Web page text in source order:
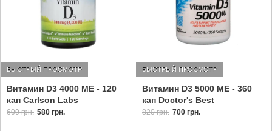
Витамин D3 4000 МЕ - 120
кап Carlson Labs
БЫСТРЫЙ ПРОСМОТР
600 грн. 580 грн.
Витамин D3 5000 МЕ - 360
кап Doctor's Best
БЫСТРЫЙ ПРОСМОТР
820 грн. 700 грн.